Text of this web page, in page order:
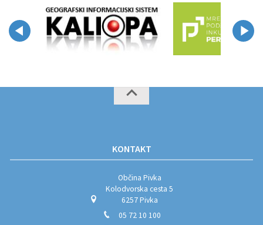
KONTAKT
Občina Pivka
Kolodvorska cesta 5
6257 Pivka
05 72 10 100